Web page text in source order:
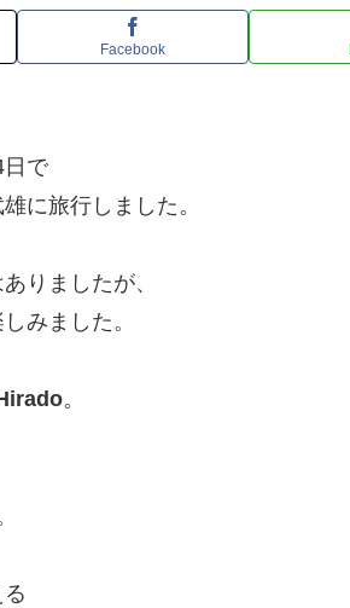
Facebook
日で
に旅行しました。
りましたが、
みました。
。